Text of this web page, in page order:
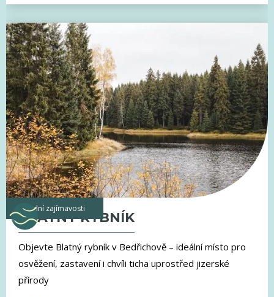
vodní zajímavosti
BLATNÝ RYBNÍK
Objevte Blatný rybník v Bedřichově – ideální místo pro
osvěžení, zastavení i chvíli ticha uprostřed jizerské
přírody